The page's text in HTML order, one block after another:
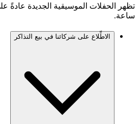
ساعة.
الاطِّلاع على شركائنا في بيع التذاكر